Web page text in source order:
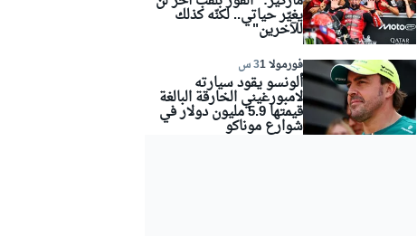
يغيّر حياتي.. لكنّه كذلك
للآخرين"
فورمولا 1 3 س
ألونسو يقود سيارته
لامبورغيني الخارقة البالغة
قيمتها 5.9 مليون دولار في
شوارع موناكو